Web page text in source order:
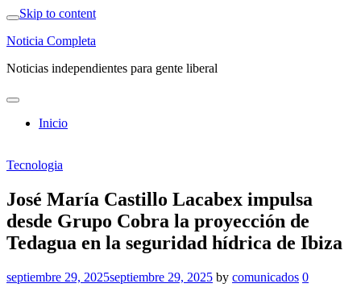
Skip to content
Noticia Completa
Noticias independientes para gente liberal
Inicio
Tecnologia
José María Castillo Lacabex impulsa
desde Grupo Cobra la proyección de
Tedagua en la seguridad hídrica de Ibiza
septiembre 29, 2025septiembre 29, 2025 by comunicados 0